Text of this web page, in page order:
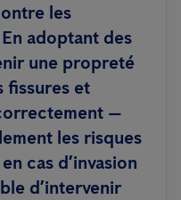
les
adoptant des
une propreté
fissures et
—
les risques
cas d’invasion
d’intervenir